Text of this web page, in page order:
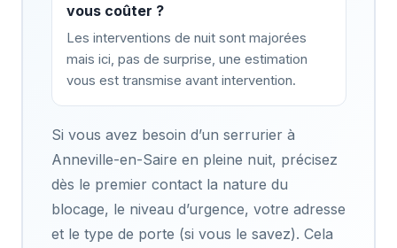
vous coûter ?
Les interventions de nuit sont majorées
mais ici, pas de surprise, une estimation
vous est transmise avant intervention.
Si vous avez besoin d’un serrurier à
Anneville-en-Saire en pleine nuit, précisez
dès le premier contact la nature du
blocage, le niveau d’urgence, votre adresse
et le type de porte (si vous le savez). Cela